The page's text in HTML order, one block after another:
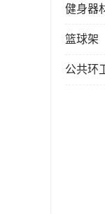
健身器
篮球架
公共环